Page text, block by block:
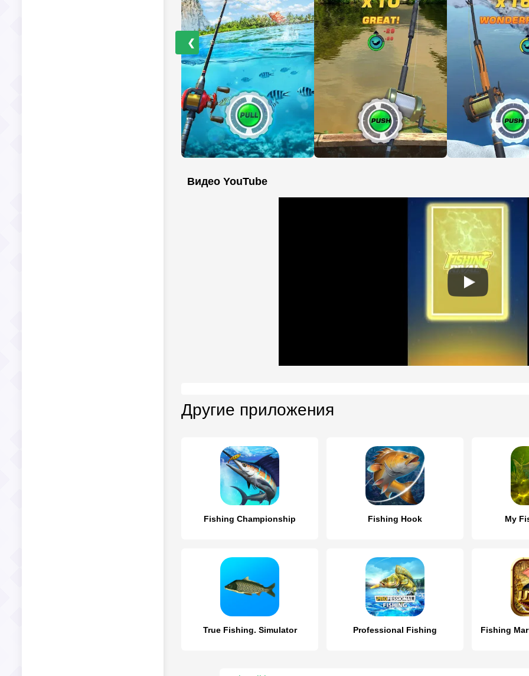
❮
Видео YouTube
Другие приложения
Fishing Championship Fishing Hook My
True Fishing. Simulator Professional Fishing